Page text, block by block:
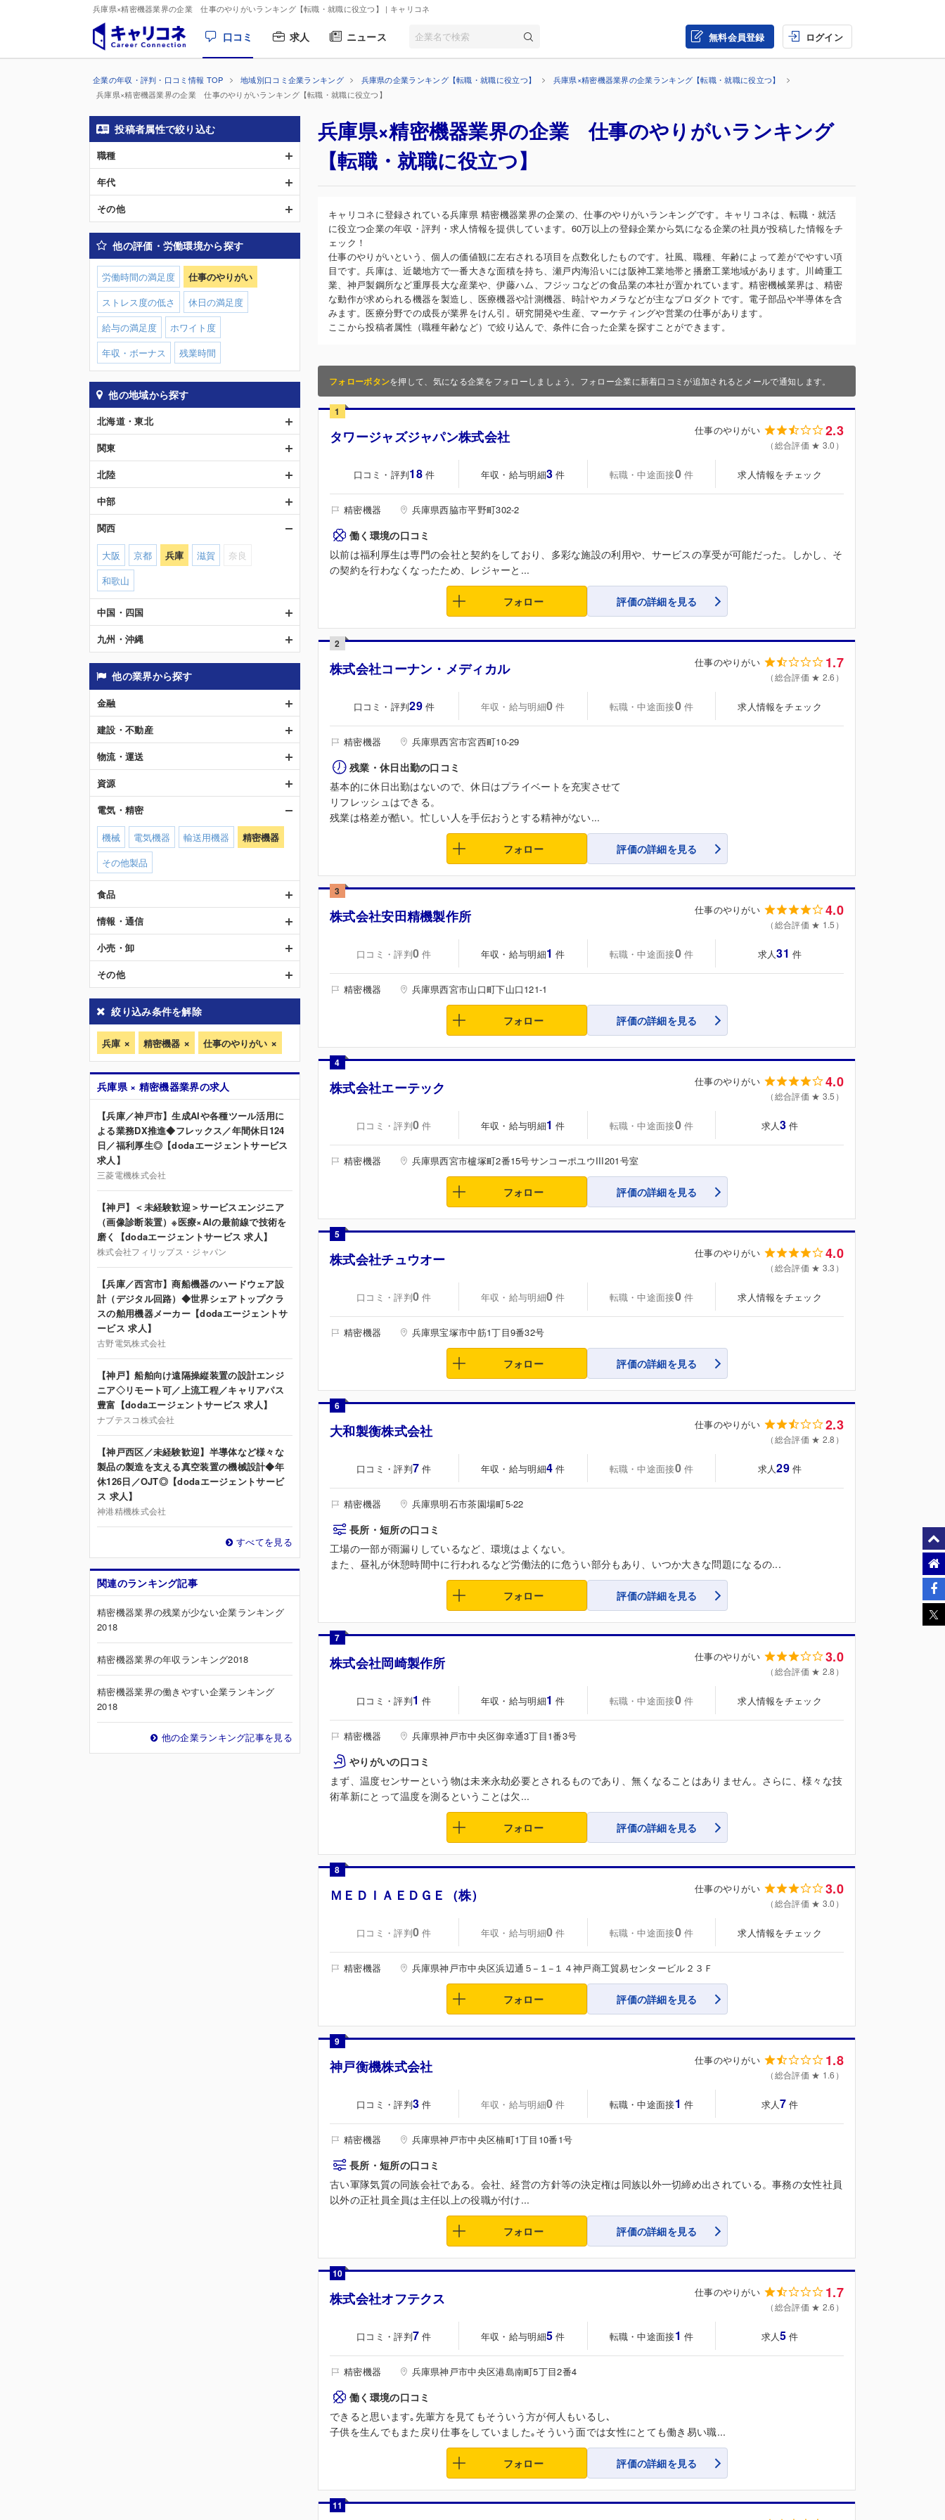
兵庫県×精密機器業界の企業 仕事のやりがいランキング【転職・就職に役立つ】 | キャリコネ
口コミ 求人 ニュース 無料会員登録 ログイン
企業の年収・評判・口コミ情報 TOP 地域別口コミ企業ランキング 兵庫県の企業ランキング【転職・就職に役立つ】
兵庫県×精密機器業界の企業ランキング【転職・就職に役立つ】
兵庫県×精密機器業界の企業 仕事のやりがいランキング【転職・就職に役立つ】
兵庫県×精密機器業界の企業 仕事のやりがいランキング
【転職・就職に役立つ】
キャリコネに登録されている兵庫県 精密機器業界の企業の、仕事のやりがいランキングです。キャリコネは、転職・就活
に役立つ企業の年収・評判・求人情報を提供しています。60万以上の登録企業から気になる企業の社員が投稿した情報をチ
ェック！
仕事のやりがいという、個人の価値観に左右される項目を点数化したものです。社風、職種、年齢によって差がでやすい項
目です。兵庫は、近畿地方で一番大きな面積を持ち、瀬戸内海沿いには阪神工業地帯と播磨工業地域があります。川崎重工
業、神戸製鋼所など重厚長大な産業や、伊藤ハム、フジッコなどの食品業の本社が置かれています。精密機械業界は、精密
な動作が求められる機器を製造し、医療機器や計測機器、時計やカメラなどが主なプロダクトです。電子部品や半導体を含
みます。医療分野での成長が業界をけん引。研究開発や生産、マーケティングや営業の仕事があります。
ここから投稿者属性（職種年齢など）で絞り込んで、条件に合った企業を探すことができます。
フォローボタンを押して、気になる企業をフォローしましょう。フォロー企業に新着口コミが追加されるとメールで通知します。
1
タワージャズジャパン株式会社 仕事のやりがい 2.3
（総合評価 ★ 3.0）
口コミ・評判18 件 年収・給与明細3 件 転職・中途面接0 件 求人情報をチェック
精密機器 兵庫県西脇市平野町302-2
働く環境の口コミ
以前は福利厚生は専門の会社と契約をしており、多彩な施設の利用や、サービスの享受が可能だった。しかし、そ
の契約を行わなくなったため、レジャーと...
フォロー 評価の詳細を見る
2
株式会社コーナン・メディカル 仕事のやりがい 1.7
（総合評価 ★ 2.6）
口コミ・評判29 件 年収・給与明細0 件 転職・中途面接0 件 求人情報をチェック
精密機器 兵庫県西宮市宮西町10-29
残業・休日出勤の口コミ
基本的に休日出勤はないので、休日はプライベートを充実させて
リフレッシュはできる。
残業は格差が酷い。忙しい人を手伝おうとする精神がない...
フォロー 評価の詳細を見る
3
株式会社安田精機製作所 仕事のやりがい 4.0
（総合評価 ★ 1.5）
口コミ・評判0 件 年収・給与明細1 件 転職・中途面接0 件 求人31 件
精密機器 兵庫県西宮市山口町下山口121-1
フォロー 評価の詳細を見る
4
株式会社エーテック 仕事のやりがい 4.0
（総合評価 ★ 3.5）
口コミ・評判0 件 年収・給与明細1 件 転職・中途面接0 件 求人3 件
精密機器 兵庫県西宮市櫨塚町2番15号サンコーポユウIII201号室
フォロー 評価の詳細を見る
5
株式会社チュウオー 仕事のやりがい 4.0
（総合評価 ★ 3.3）
口コミ・評判0 件 年収・給与明細0 件 転職・中途面接0 件 求人情報をチェック
精密機器 兵庫県宝塚市中筋1丁目9番32号
フォロー 評価の詳細を見る
6
大和製衡株式会社 仕事のやりがい 2.3
（総合評価 ★ 2.8）
口コミ・評判7 件 年収・給与明細4 件 転職・中途面接0 件 求人29 件
精密機器 兵庫県明石市茶園場町5-22
長所・短所の口コミ
工場の一部が雨漏りしているなど、環境はよくない。
また、昼礼が休憩時間中に行われるなど労働法的に危うい部分もあり、いつか大きな問題になるの...
フォロー 評価の詳細を見る
7
株式会社岡崎製作所 仕事のやりがい 3.0
（総合評価 ★ 2.8）
口コミ・評判1 件 年収・給与明細1 件 転職・中途面接0 件 求人情報をチェック
精密機器 兵庫県神戸市中央区御幸通3丁目1番3号
やりがいの口コミ
まず、温度センサーという物は未来永劫必要とされるものであり、無くなることはありません。さらに、様々な技
術革新にとって温度を測るということは欠...
フォロー 評価の詳細を見る
8
ＭＥＤＩＡＥＤＧＥ（株） 仕事のやりがい 3.0
（総合評価 ★ 3.0）
口コミ・評判0 件 年収・給与明細0 件 転職・中途面接0 件 求人情報をチェック
精密機器 兵庫県神戸市中央区浜辺通５−１−１４神戸商工貿易センタービル２３Ｆ
フォロー 評価の詳細を見る
9
神戸衡機株式会社 仕事のやりがい 1.8
（総合評価 ★ 1.6）
口コミ・評判3 件 年収・給与明細0 件 転職・中途面接1 件 求人7 件
精密機器 兵庫県神戸市中央区楠町1丁目10番1号
長所・短所の口コミ
古い軍隊気質の同族会社である。会社、経営の方針等の決定権は同族以外一切締め出されている。事務の女性社員
以外の正社員全員は主任以上の役職が付け...
フォロー 評価の詳細を見る
10
株式会社オフテクス 仕事のやりがい 1.7
（総合評価 ★ 2.6）
口コミ・評判7 件 年収・給与明細5 件 転職・中途面接1 件 求人5 件
精密機器 兵庫県神戸市中央区港島南町5丁目2番4
働く環境の口コミ
できると思います｡先輩方を見てもそういう方が何人もいるし､
子供を生んでもまた戻り仕事をしていました｡そういう面では女性にとても働き易い職...
フォロー 評価の詳細を見る
11
投稿者属性で絞り込む
職種
年代
その他
他の評価・労働環境から探す
労働時間の満足度
仕事のやりがい
ストレス度の低さ
休日の満足度
給与の満足度
ホワイト度
年収・ボーナス
残業時間
他の地域から探す
北海道・東北
関東
北陸
中部
関西
大阪 京都 兵庫 滋賀
奈良
和歌山
中国・四国
九州・沖縄
他の業界から探す
金融
建設・不動産
物流・運送
資源
電気・精密
機械 電気機器 輸送用機器
精密機器
その他製品
食品
情報・通信
小売・卸
その他
絞り込み条件を解除
兵庫 精密機器 仕事のやりがい
兵庫県 × 精密機器業界の求人
【兵庫／神戸市】生成AIや各種ツール活用に
よる業務DX推進◆フレックス／年間休日124
日／福利厚生◎【dodaエージェントサービス
求人】
三菱電機株式会社
【神戸】＜未経験歓迎＞サービスエンジニア
（画像診断装置）※医療×AIの最前線で技術を
磨く【dodaエージェントサービス 求人】
株式会社フィリップス・ジャパン
【兵庫／西宮市】商船機器のハードウェア設
計（デジタル回路）◆世界シェアトップクラ
スの舶用機器メーカー【dodaエージェントサ
ービス 求人】
古野電気株式会社
【神戸】船舶向け遠隔操縦装置の設計エンジ
ニア◇リモート可／上流工程／キャリアパス
豊富【dodaエージェントサービス 求人】
ナブテスコ株式会社
【神戸西区／未経験歓迎】半導体など様々な
製品の製造を支える真空装置の機械設計◆年
休126日／OJT◎【dodaエージェントサービ
ス 求人】
神港精機株式会社
すべてを見る
関連のランキング記事
精密機器業界の残業が少ない企業ランキング
2018
精密機器業界の年収ランキング2018
精密機器業界の働きやすい企業ランキング
2018
他の企業ランキング記事を見る